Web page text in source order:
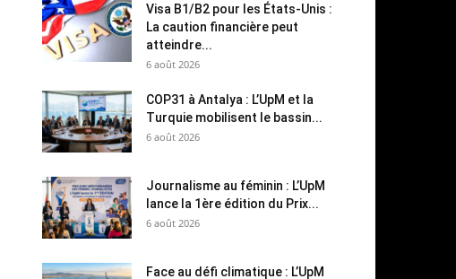
Visa B1/B2 pour les États-Unis :
La caution financière peut
atteindre...
6 août 2026
COP31 à Antalya : L’UpM et la
Turquie mobilisent le bassin...
6 août 2026
Journalisme au féminin : L’UpM
lance la 1ère édition du Prix...
6 août 2026
Face au défi climatique : L’UpM